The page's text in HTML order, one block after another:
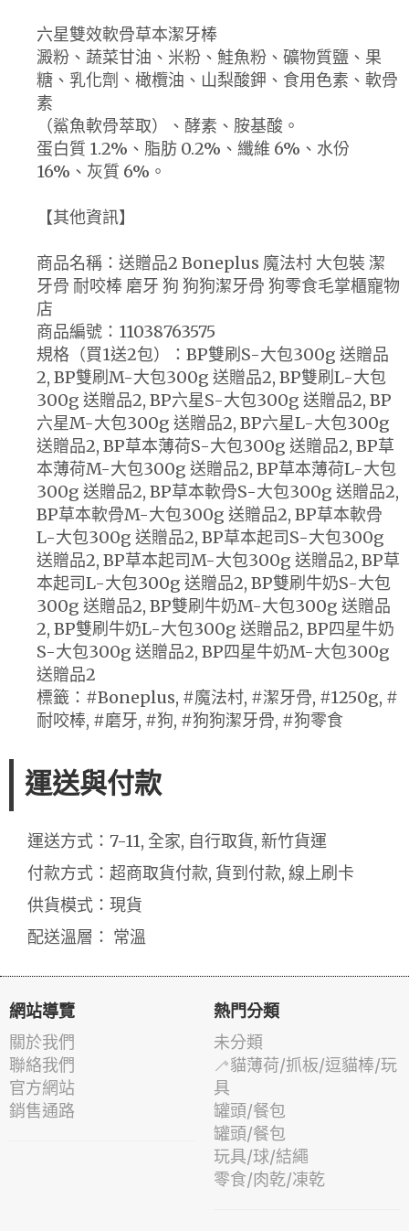
六星雙效軟骨草本潔牙棒
澱粉、蔬菜甘油、米粉、鮭魚粉、礦物質鹽、果
糖、乳化劑、橄欖油、山梨酸鉀、食用色素、軟骨
素
（鯊魚軟骨萃取）、酵素、胺基酸。
蛋白質 1.2%、脂肪 0.2%、纖維 6%、水份
16%、灰質 6%。
【其他資訊】
商品名稱：送贈品2 Boneplus 魔法村 大包裝 潔
牙骨 耐咬棒 磨牙 狗 狗狗潔牙骨 狗零食毛掌櫃寵物
店
商品編號：11038763575
規格（買1送2包）：BP雙刷S-大包300g 送贈品
2, BP雙刷M-大包300g 送贈品2, BP雙刷L-大包
300g 送贈品2, BP六星S-大包300g 送贈品2, BP
六星M-大包300g 送贈品2, BP六星L-大包300g
送贈品2, BP草本薄荷S-大包300g 送贈品2, BP草
本薄荷M-大包300g 送贈品2, BP草本薄荷L-大包
300g 送贈品2, BP草本軟骨S-大包300g 送贈品2,
BP草本軟骨M-大包300g 送贈品2, BP草本軟骨
L-大包300g 送贈品2, BP草本起司S-大包300g
送贈品2, BP草本起司M-大包300g 送贈品2, BP草
本起司L-大包300g 送贈品2, BP雙刷牛奶S-大包
300g 送贈品2, BP雙刷牛奶M-大包300g 送贈品
2, BP雙刷牛奶L-大包300g 送贈品2, BP四星牛奶
S-大包300g 送贈品2, BP四星牛奶M-大包300g
送贈品2
標籤：#Boneplus, #魔法村, #潔牙骨, #1250g, #
耐咬棒, #磨牙, #狗, #狗狗潔牙骨, #狗零食
運送與付款
運送方式：7-11, 全家, 自行取貨, 新竹貨運
付款方式：超商取貨付款, 貨到付款, 線上刷卡
供貨模式：現貨
配送溫層： 常溫
網站導覽
關於我們
聯絡我們
官方網站
銷售通路
熱門分類
未分類
🦯貓薄荷/抓板/逗貓棒/玩
具
罐頭/餐包
罐頭/餐包
玩具/球/結繩
零食/肉乾/凍乾